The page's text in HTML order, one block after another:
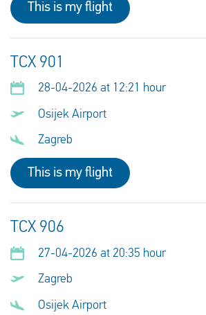
This is my flight
TCX 901
28-04-2026 at 12:21 hour
Osijek Airport
Zagreb
This is my flight
TCX 906
27-04-2026 at 20:35 hour
Zagreb
Osijek Airport